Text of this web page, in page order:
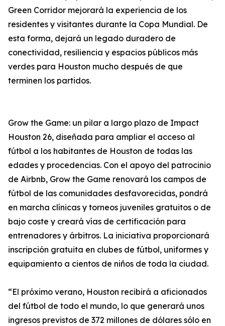
Green Corridor mejorará la experiencia de los
residentes y visitantes durante la Copa Mundial. De
esta forma, dejará un legado duradero de
conectividad, resiliencia y espacios públicos más
verdes para Houston mucho después de que
terminen los partidos.
Grow the Game: un pilar a largo plazo de Impact
Houston 26, diseñada para ampliar el acceso al
fútbol a los habitantes de Houston de todas las
edades y procedencias. Con el apoyo del patrocinio
de Airbnb, Grow the Game renovará los campos de
fútbol de las comunidades desfavorecidas, pondrá
en marcha clínicas y torneos juveniles gratuitos o de
bajo coste y creará vías de certificación para
entrenadores y árbitros. La iniciativa proporcionará
inscripción gratuita en clubes de fútbol, uniformes y
equipamiento a cientos de niños de toda la ciudad.
“El próximo verano, Houston recibirá a aficionados
del fútbol de todo el mundo, lo que generará unos
ingresos previstos de 372 millones de dólares sólo en